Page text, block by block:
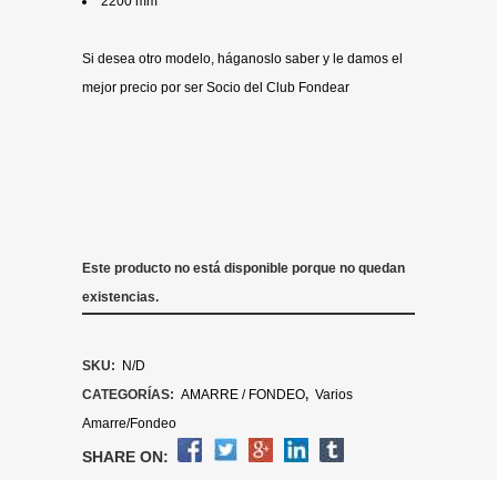
Si desea otro modelo, háganoslo saber y le damos el
mejor precio por ser Socio del Club Fondear
Este producto no está disponible porque no quedan
existencias.
SKU:
N/D
CATEGORÍAS: AMARRE / FONDEO, Varios
Amarre/Fondeo
SHARE ON: